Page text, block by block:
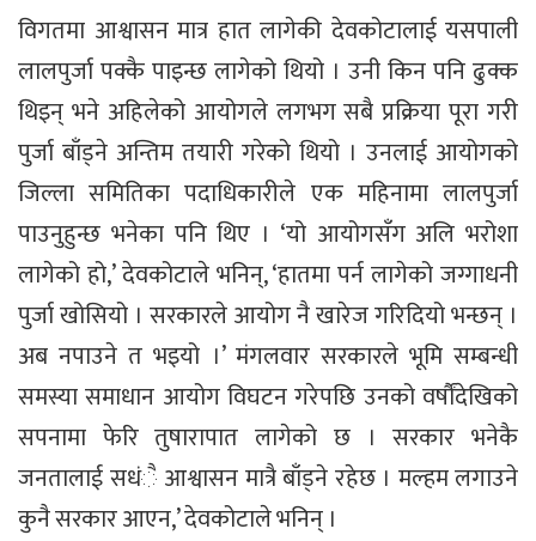
विगतमा आश्वासन मात्र हात लागेकी देवकोटालाई यसपाली
लालपुर्जा पक्कै पाइन्छ लागेको थियो । उनी किन पनि ढुक्क
थिइन् भने अहिलेको आयोगले लगभग सबै प्रक्रिया पूरा गरी
पुर्जा बाँड्ने अन्तिम तयारी गरेको थियो । उनलाई आयोगको
जिल्ला समितिका पदाधिकारीले एक महिनामा लालपुर्जा
पाउनुहुन्छ भनेका पनि थिए । ‘यो आयोगसँग अलि भरोशा
लागेको हो,’ देवकोटाले भनिन्, ‘हातमा पर्न लागेको जग्गाधनी
पुर्जा खोसियो । सरकारले आयोग नै खारेज गरिदियो भन्छन् ।
अब नपाउने त भइयो ।’ मंगलवार सरकारले भूमि सम्बन्धी
समस्या समाधान आयोग विघटन गरेपछि उनको वर्षौंदेखिको
सपनामा फेरि तुषारापात लागेको छ । सरकार भनेकै
जनतालाई सधंै आश्वासन मात्रै बाँड्ने रहेछ । मल्हम लगाउने
कुनै सरकार आएन,’ देवकोटाले भनिन् ।